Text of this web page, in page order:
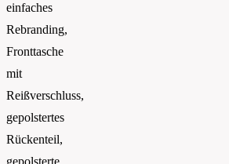
einfaches
Rebranding,
Fronttasche
mit
Reißverschluss,
gepolstertes
Rückenteil,